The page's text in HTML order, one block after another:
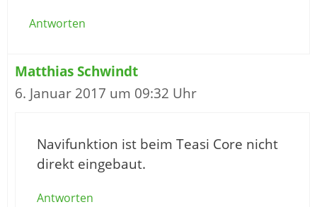
Antworten
Matthias Schwindt
6. Januar 2017 um 09:32 Uhr
Navifunktion ist beim Teasi Core nicht
direkt eingebaut.
Antworten